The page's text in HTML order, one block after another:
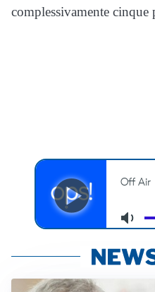
complessivamente cinque